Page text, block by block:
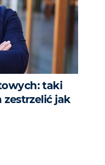
taki
zestrzelić jak